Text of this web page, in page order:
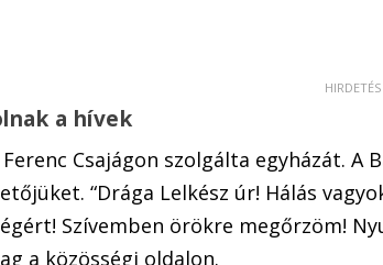
a hívek
Ferenc Csajágon szolgálta egyházát.
“Drága Lelkész úr! Hálás
Szívemben örökre megőrzöm!
a közösségi oldalon.